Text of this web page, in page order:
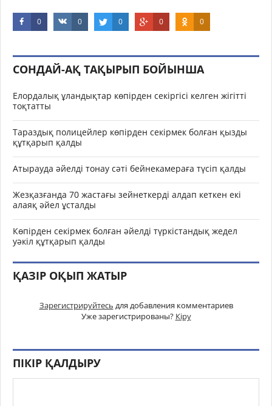
0 0 0 0 0
СОНДАЙ-АҚ ТАҚЫРЫП БОЙЫНША
Елордалық ұландықтар көпірден секіргісі келген жігітті
тоқтатты
Тараздық полицейлер көпірден секірмек болған қызды
құтқарып қалды
Атырауда әйелді тонау сәті бейнекамераға түсіп қалды
Жезқазғанда 70 жастағы зейнеткерді алдап кеткен екі
алаяқ әйел ұсталды
Көпірден секірмек болған әйелді түркістандық жедел
уәкіл құтқарып қалды
ҚАЗІР ОҚЫП ЖАТЫР
Зарегистрируйтесь для добавления комментариев
Уже зарегистрированы? Кіру
ПІКІР ҚАЛДЫРУ